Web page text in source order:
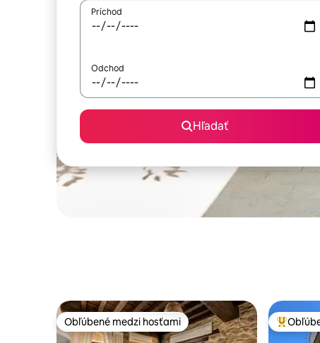
Príchod
Odchod
Hľadať
Obľúbené medzi hosťami
Obľúbené medzi hosťami